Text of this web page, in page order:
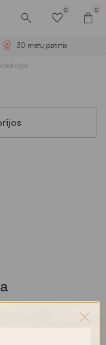
0 0
30 metų patirtis